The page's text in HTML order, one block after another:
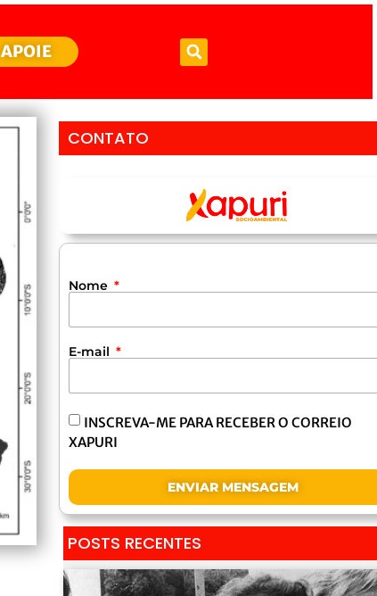
APOIE
CONTATO
Nome
E-mail
INSCREVA-ME PARA RECEBER O CORREIO
XAPURI
ENVIAR MENSAGEM
POSTS RECENTES